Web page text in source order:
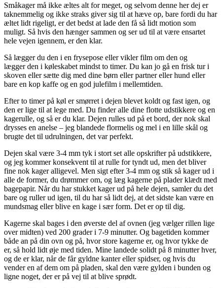
Småkager må ikke æltes alt for meget, og selvom denne her dej er
taknemmelig og ikke straks giver sig til at hæve op, bare fordi du har
æltet lidt rigeligt, er det bedst at lade den få så lidt motion som
muligt. Så hvis den hænger sammen og ser ud til at være ensartet
hele vejen igennem, er den klar.
Så lægger du den i en frysepose eller vikler film om den og
lægger den i køleskabet mindst to timer. Du kan jo gå en frisk tur i
skoven eller sætte dig med dine børn eller partner eller hund eller
bare en kop kaffe og en god julefilm i mellemtiden.
Efter to timer på køl er smørret i dejen blevet koldt og fast igen, og
den er lige til at lege med. Du finder alle dine flotte udstikkere og en
kagerulle, og så er du klar. Dejen rulles ud på et bord, der nok skal
drysses en anelse – jeg blandede flormelis og mel i en lille skål og
brugte det til udrulningen, det var perfekt.
Dejen skal være 3-4 mm tyk i stort set alle opskrifter på udstikkere,
og jeg kommer konsekvent til at rulle for tyndt ud, men det bliver
fine nok kager alligevel. Men sigt efter 3-4 mm og stik så kager ud i
alle de former, du drømmer om, og læg kagerne på plader klædt med
bagepapir. Når du har stukket kager ud på hele dejen, samler du det
bare og ruller ud igen, til du har så lidt dej, at det sidste kan være en
mundsmag eller blive en kage i sær form. Det er op til dig.
Kagerne skal bages i den øverste del af ovnen (jeg vælger rillen lige
over midten) ved 200 grader i 7-9 minutter. Og bagetiden kommer
både an på din ovn og på, hvor store kagerne er, og hvor tykke de
er, så hold lidt øje med tiden. Mine landede solidt på 8 minutter hver,
og de er klar, når de får gyldne kanter eller spidser, og hvis du
vender en af dem om på pladen, skal den være gylden i bunden og
ligne noget, der er på vej til at blive sprødt.